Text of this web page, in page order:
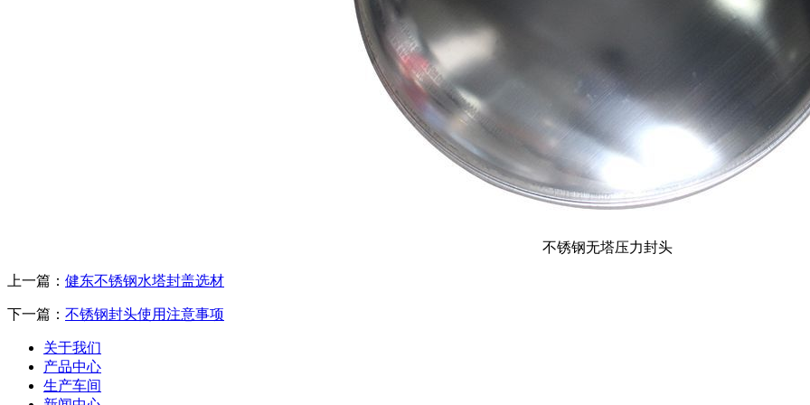
不锈钢无塔压力封头
上一篇： 健东不锈钢水塔封盖选材
下一篇： 不锈钢封头使用注意事项
关于我们
产品中心
生产车间